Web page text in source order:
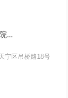
...
宁区吊桥路18号